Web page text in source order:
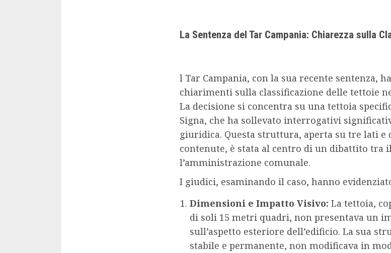
La Sentenza del Tar Campania: Chiarezza sulla
l Tar Campania, con la sua recente sentenza,
chiarimenti sulla classificazione delle tettoie
La decisione si concentra su una tettoia
Signa, che ha sollevato interrogativi
giuridica. Questa struttura, aperta su tre lati e
contenute, è stata al centro di un dibattito tra
l’amministrazione comunale.
I giudici, esaminando il caso, hanno
Dimensioni e Impatto Visivo: La tettoia,
di soli 15 metri quadri, non presentava un
sull’aspetto esteriore dell’edificio. La sua
stabile e permanente, non modificava in